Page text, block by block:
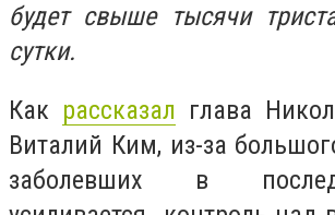
будет свыше тысячи
сутки.
Как рассказал глава
Виталий Ким, из-за
заболевших в